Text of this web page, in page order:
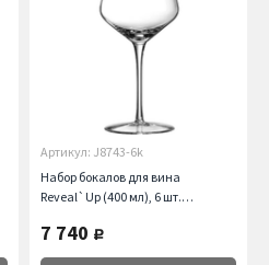
Артикул: J8743-6k
Набор бокалов для вина
Reveal`Up (400 мл), 6 шт.
7 740 руб.